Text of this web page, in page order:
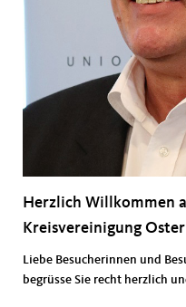
Herzlich Willkommen
Kreisvereinigung
Liebe Besucherinnen und
begrüsse Sie recht herzlich